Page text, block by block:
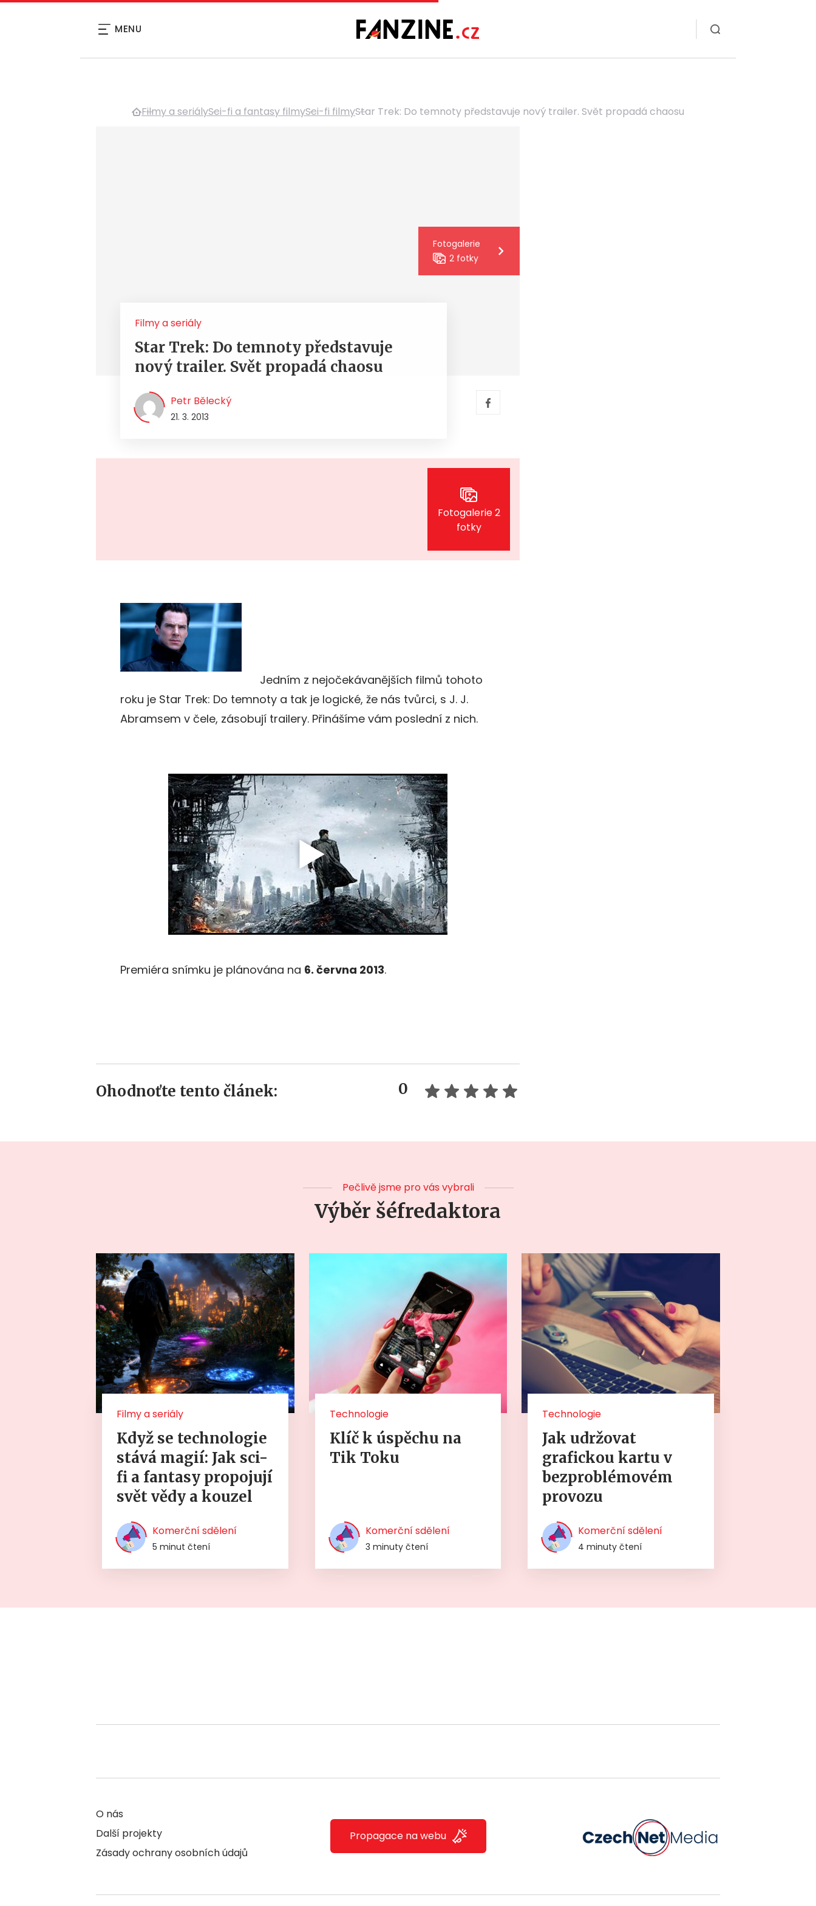
MENU
Filmy a seriálySci-fi a fantasy filmySci-fi filmyStar Trek: Do temnoty představuje nový trailer. Svět propadá chaosu
Fotogalerie
2 fotky
Filmy a seriály
Star Trek: Do temnoty představuje
nový trailer. Svět propadá chaosu
Petr Bělecký
21. 3. 2013
Fotogalerie 2
fotky
Jedním z nejočekávanějších filmů tohoto
roku je Star Trek: Do temnoty a tak je logické, že nás tvůrci, s J. J.
Abramsem v čele, zásobují trailery. Přinášíme vám poslední z nich.
Premiéra snímku je plánována na 6. června 2013.
Ohodnoťte tento článek: 0
Pečlivě jsme pro vás vybrali
Výběr šéfredaktora
Filmy a seriály
Když se technologie
stává magií: Jak sci-
fi a fantasy propojují
svět vědy a kouzel
Komerční sdělení
5 minut čtení
Technologie
Klíč k úspěchu na
Tik Toku
Komerční sdělení
3 minuty čtení
Technologie
Jak udržovat
grafickou kartu v
bezproblémovém
provozu
Komerční sdělení
4 minuty čtení
O nás
Další projekty
Zásady ochrany osobních údajů
Propagace na webu